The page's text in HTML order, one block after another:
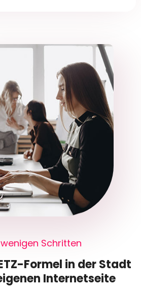
Schritten
Formel in der Stadt
Internetseite